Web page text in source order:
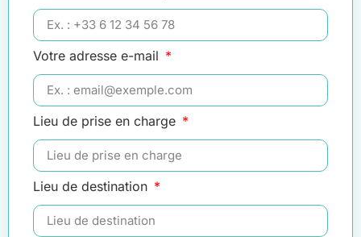
Votre adresse e-mail
Lieu de prise en charge
Lieu de destination